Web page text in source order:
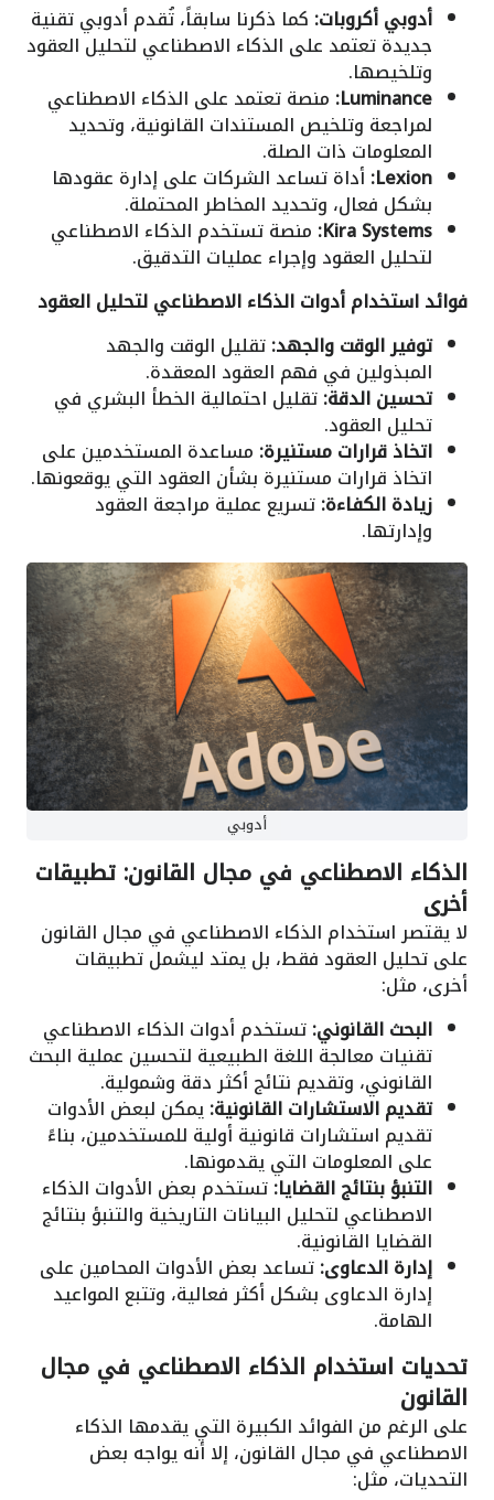
أدوبي أكروبات: كما ذكرنا سابقاً، تُقدم أدوبي تقنية
جديدة تعتمد على الذكاء الاصطناعي لتحليل العقود
وتلخيصها.
Luminance: منصة تعتمد على الذكاء الاصطناعي
لمراجعة وتلخيص المستندات القانونية، وتحديد
المعلومات ذات الصلة.
Lexion: أداة تساعد الشركات على إدارة عقودها
بشكل فعال، وتحديد المخاطر المحتملة.
Kira Systems: منصة تستخدم الذكاء الاصطناعي
لتحليل العقود وإجراء عمليات التدقيق.
فوائد استخدام أدوات الذكاء الاصطناعي لتحليل العقود
توفير الوقت والجهد:تقليل الوقت والجهد
المبذولين في فهم العقود المعقدة.
تحسين الدقة:تقليل احتمالية الخطأ البشري في
تحليل العقود.
اتخاذ قرارات مستنيرة: مساعدة المستخدمين على
اتخاذ قرارات مستنيرة بشأن العقود التي يوقعونها.
زيادة الكفاءة:تسريع عملية مراجعة العقود
وإدارتها.
أدوبي
الذكاء الاصطناعي في مجال القانون: تطبيقات
أخرى
لا يقتصر استخدام الذكاء الاصطناعي في مجال القانون
على تحليل العقود فقط، بل يمتد ليشمل تطبيقات
أخرى، مثل:
البحث القانوني:تستخدم أدوات الذكاء الاصطناعي
تقنيات معالجة اللغة الطبيعية لتحسين عملية البحث
القانوني، وتقديم نتائج أكثر دقة وشمولية.
تقديم الاستشارات القانونية:يمكن لبعض الأدوات
تقديم استشارات قانونية أولية للمستخدمين، بناءً
على المعلومات التي يقدمونها.
التنبؤ بنتائج القضايا:تستخدم بعض الأدوات الذكاء
الاصطناعي لتحليل البيانات التاريخية والتنبؤ بنتائج
القضايا القانونية.
إدارة الدعاوى:تساعد بعض الأدوات المحامين على
إدارة الدعاوى بشكل أكثر فعالية، وتتبع المواعيد
الهامة.
تحديات استخدام الذكاء الاصطناعي في مجال
القانون
على الرغم من الفوائد الكبيرة التي يقدمها الذكاء
الاصطناعي في مجال القانون، إلا أنه يواجه بعض
التحديات، مثل: